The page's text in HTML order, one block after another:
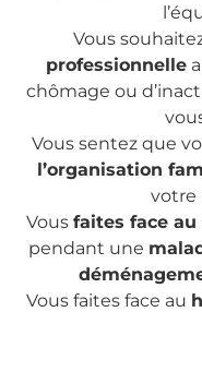
Vous
professionnelle
chômage ou
Vous sentez que
l’organisation
votre
Vous faites face
pendant une
Vous faites face au